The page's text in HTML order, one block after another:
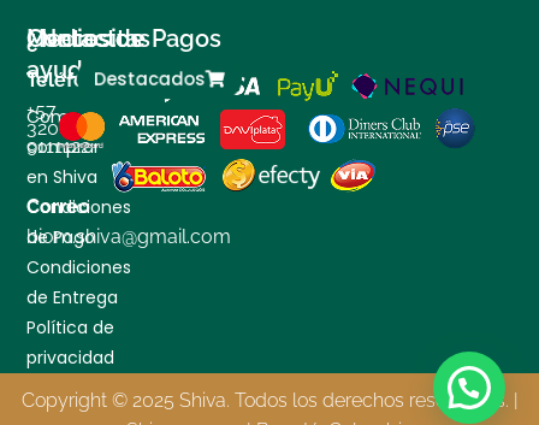
Destacados
¿Necesitas
ayuda?
Como
comprar
en Shiva
Condiciones
de Pago
Condiciones
de Entrega
Política de
privacidad
Contactos
Teléfono
+57
320
9111122
Correo
biom.shiva@gmail.com
Medios de Pagos
Copyright © 2025 Shiva. Todos los derechos reservados. |